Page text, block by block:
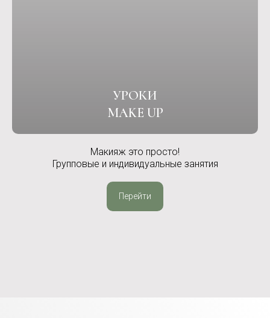
УРОКИ
MAKE UP
Макияж это просто!
Групповые и индивидуальные занятия
Перейти